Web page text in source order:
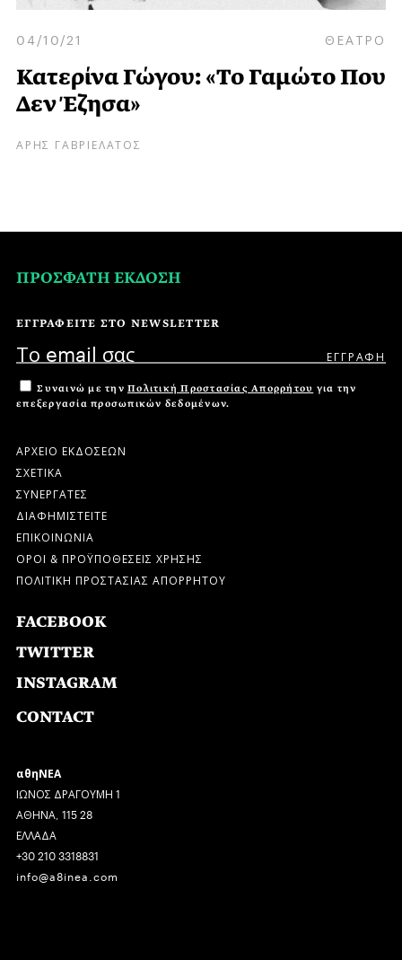
04/10/21 ΘΕΑΤΡΟ
Κατερίνα Γώγου: «Το Γαμώτο Που
Δεν Έζησα»
ΑΡΗΣ ΓΑΒΡΙΕΛΑΤΟΣ
ΠΡΟΣΦΑΤΗ ΕΚΔΟΣΗ
ΕΓΓΡΑΦΕΙΤΕ ΣΤΟ NEWSLETTER
Συναινώ με την Πολιτική Προστασίας Απορρήτου για την
επεξεργασία προσωπικών δεδομένων.
ΑΡΧΕΙΟ ΕΚΔΟΣΕΩΝ
ΣΧΕΤΙΚΑ
ΣΥΝΕΡΓΑΤΕΣ
ΔΙΑΦΗΜΙΣΤΕΙΤΕ
ΕΠΙΚΟΙΝΩΝΙΑ
ΟΡΟΙ & ΠΡΟΫΠΟΘΕΣΕΙΣ ΧΡΗΣΗΣ
ΠΟΛΙΤΙΚΗ ΠΡΟΣΤΑΣΙΑΣ ΑΠΟΡΡΗΤΟΥ
FACEBOOK
TWITTER
INSTAGRAM
CONTACT
αθηΝΕΑ
ΙΩΝΟΣ ΔΡΑΓΟΥΜΗ 1
ΑΘΗΝΑ, 115 28
ΕΛΛΑΔΑ
+30 210 3318831
info@a8inea.com